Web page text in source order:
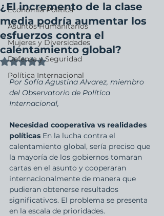
Economía Política
Asuntos Humanitarios
Mujeres y Diversidades
Defensa y Seguridad
Política Internacional
¿El incremento de la clase
media podría aumentar los
esfuerzos contra el
calentamiento global?
Obtuvo NaN de 5 estrellas.
Por Sofía Agustina Alvarez, miembro
del Observatorio de Política
Internacional,
Necesidad cooperativa vs realidades
políticas En la lucha contra el
calentamiento global, sería preciso que
la mayoría de los gobiernos tomaran
cartas en el asunto y cooperaran
internacionalmente de manera que
pudieran obtenerse resultados
significativos. El problema se presenta
en la escala de prioridades.